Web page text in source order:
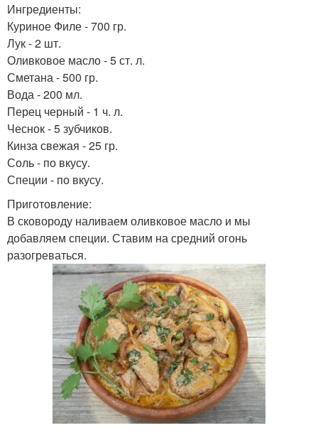
Ингредиенты:
Куриное Филе - 700 гр.
Лук - 2 шт.
Оливковое масло - 5 ст. л.
Сметана - 500 гр.
Вода - 200 мл.
Перец черный - 1 ч. л.
Чеснок - 5 зубчиков.
Кинза свежая - 25 гр.
Соль - по вкусу.
Специи - по вкусу.
Приготовление:
В сковороду наливаем оливковое масло и мы
добавляем специи. Ставим на средний огонь
разогреваться.